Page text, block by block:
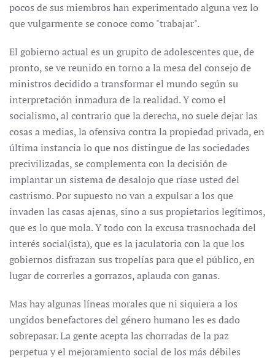
pocos de sus miembros han experimentado alguna vez lo
que vulgarmente se conoce como "trabajar".
El gobierno actual es un grupito de adolescentes que, de
pronto, se ve reunido en torno a la mesa del consejo de
ministros decidido a transformar el mundo según su
interpretación inmadura de la realidad. Y como el
socialismo, al contrario que la derecha, no suele dejar las
cosas a medias, la ofensiva contra la propiedad privada, en
última instancia lo que nos distingue de las sociedades
precivilizadas, se complementa con la decisión de
implantar un sistema de desalojo que ríase usted del
castrismo. Por supuesto no van a expulsar a los que
invaden las casas ajenas, sino a sus propietarios legítimos,
que es lo que mola. Y todo con la excusa trasnochada del
interés social(ista), que es la jaculatoria con la que los
gobiernos disfrazan sus tropelías para que el público, en
lugar de correrles a gorrazos, aplauda con ganas.
Mas hay algunas líneas morales que ni siquiera a los
ungidos benefactores del género humano les es dado
sobrepasar. La gente acepta las chorradas de la paz
perpetua y el mejoramiento social de los más débiles